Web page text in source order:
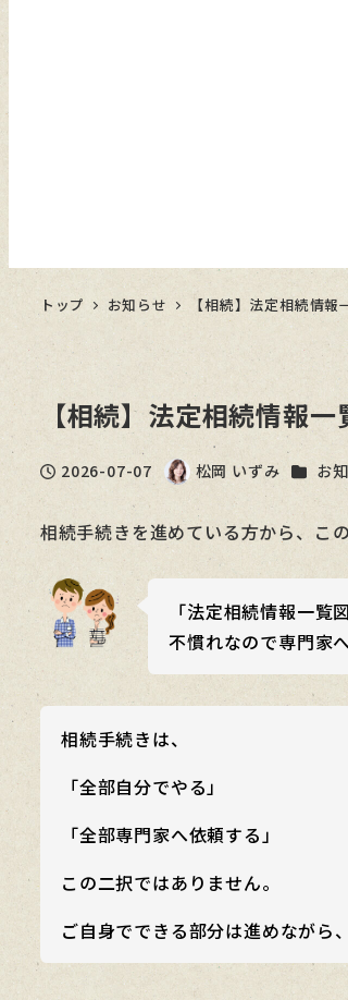
トップ お知らせ 【相続】法定相続情
【相続】法定相続情報
投稿日
2026-07-07
著
松岡 いずみ カテゴ
お
相続手続きを進めている方から、こ
「法定相続情報一
不慣れなので専門家
相続手続きは、
「全部自分でやる」
「全部専門家へ依頼する」
この二択ではありません。
ご自身でできる部分は進めながら